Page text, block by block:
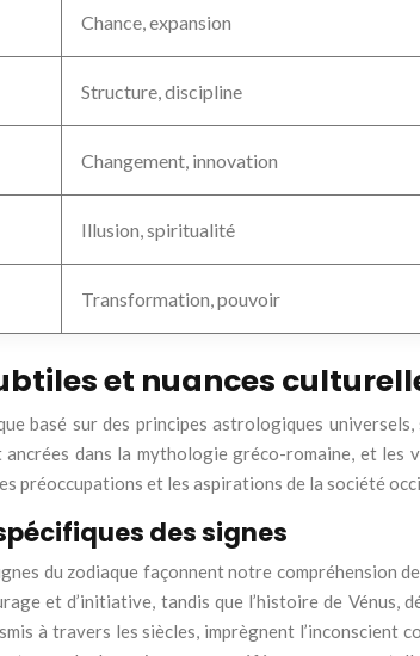
Chance, expansion
Structure, discipline
Changement, innovation
Illusion, spiritualité
Transformation, pouvoir
et nuances
basé sur des principes astrologiques
ancrées dans la mythologie gréco-romaine, et les
préoccupations et les aspirations de la société
des signes
du zodiaque façonnent notre compréhension
et d’initiative, tandis que l’histoire de Vénus,
à travers les siècles, imprègnent l’inconscient